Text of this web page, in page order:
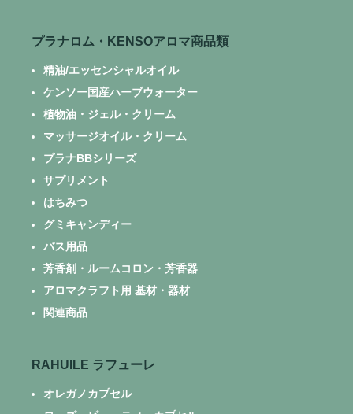
プラナロム・KENSOアロマ商品類
精油/エッセンシャルオイル
ケンソー国産ハーブウォーター
植物油・ジェル・クリーム
マッサージオイル・クリーム
プラナBBシリーズ
サプリメント
はちみつ
グミキャンディー
バス用品
芳香剤・ルームコロン・芳香器
アロマクラフト用 基材・器材
関連商品
RAHUILE ラフューレ
オレガノカプセル